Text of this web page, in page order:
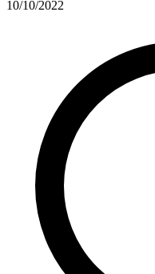
10/10/2022